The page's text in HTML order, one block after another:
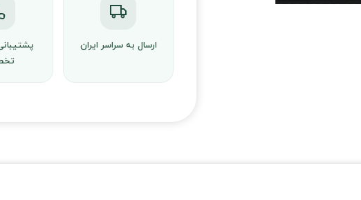
ارسال به سراسر ایران